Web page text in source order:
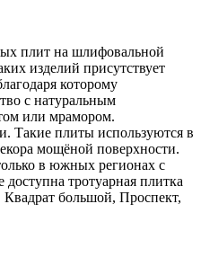
плит на шлифовальной
изделий присутствует
которому
с натуральным
или мрамором.
Такие плиты используются в
мощёной поверхности.
в южных регионах с
тротуарная плитка
большой, Проспект,